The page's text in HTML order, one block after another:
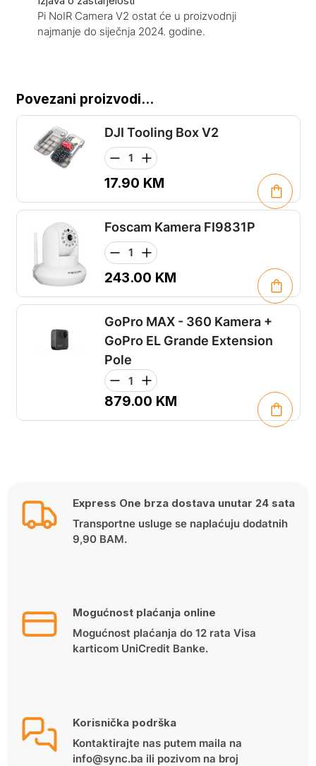
Pi NoIR Camera V2 ostat će u proizvodnji
najmanje do siječnja 2024. godine.
Povezani proizvodi...
DJI Tooling Box V2
17.90 KM
Foscam Kamera FI9831P
243.00 KM
GoPro MAX - 360 Kamera +
GoPro EL Grande Extension
Pole
879.00 KM
Express One brza dostava unutar 24 sata
Transportne usluge se naplaćuju dodatnih
9,90 BAM.
Mogućnost plaćanja online
Mogućnost plaćanja do 12 rata Visa
karticom UniCredit Banke.
Korisnička podrška
Kontaktirajte nas putem maila na
info@sync.ba ili pozivom na broj